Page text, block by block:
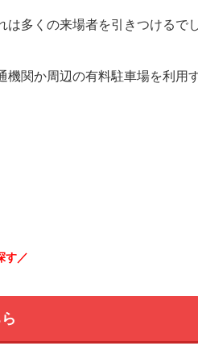
多くの来場者を引きつけるでし
機関か周辺の有料駐車場を利用
す／